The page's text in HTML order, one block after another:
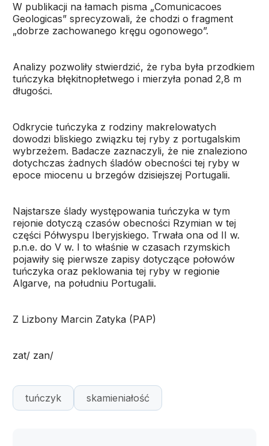
W publikacji na łamach pisma „Comunicacoes
Geologicas” sprecyzowali, że chodzi o fragment
„dobrze zachowanego kręgu ogonowego”.
Analizy pozwoliły stwierdzić, że ryba była przodkiem
tuńczyka błękitnopłetwego i mierzyła ponad 2,8 m
długości.
Odkrycie tuńczyka z rodziny makrelowatych
dowodzi bliskiego związku tej ryby z portugalskim
wybrzeżem. Badacze zaznaczyli, że nie znaleziono
dotychczas żadnych śladów obecności tej ryby w
epoce miocenu u brzegów dzisiejszej Portugalii.
Najstarsze ślady występowania tuńczyka w tym
rejonie dotyczą czasów obecności Rzymian w tej
części Półwyspu Iberyjskiego. Trwała ona od II w.
p.n.e. do V w. I to właśnie w czasach rzymskich
pojawiły się pierwsze zapisy dotyczące połowów
tuńczyka oraz peklowania tej ryby w regionie
Algarve, na południu Portugalii.
Z Lizbony Marcin Zatyka (PAP)
zat/ zan/
tuńczyk skamieniałość